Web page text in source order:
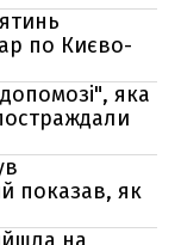
по Києво-
яка
показав, як